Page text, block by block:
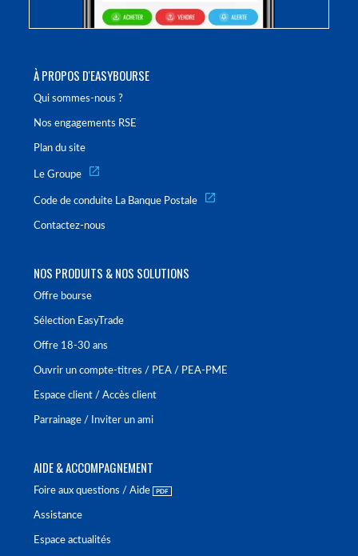
À PROPOS D'EASYBOURSE
Qui sommes-nous ?
Nos engagements RSE
Plan du site
Le Groupe
Code de conduite La Banque Postale
Contactez-nous
NOS PRODUITS & NOS SOLUTIONS
Offre bourse
Sélection EasyTrade
Offre 18-30 ans
Ouvrir un compte-titres / PEA / PEA-PME
Espace client / Accès client
Parrainage / Inviter un ami
AIDE & ACCOMPAGNEMENT
Foire aux questions / Aide
Assistance
Espace actualités